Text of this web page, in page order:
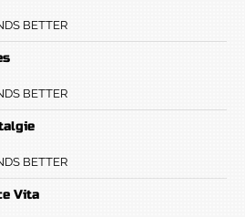
BETTER
BETTER
BETTER
Vita